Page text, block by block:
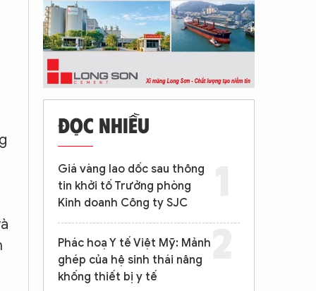
ĐỌC NHIỀU
Giá vàng lao dốc sau thông
tin khởi tố Trưởng phòng
Kinh doanh Công ty SJC
Phác hoạ Y tế Việt Mỹ: Mảnh
ghép của hệ sinh thái nâng
khống thiết bị y tế